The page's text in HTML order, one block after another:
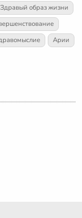
Здравый образ жизни
Арии